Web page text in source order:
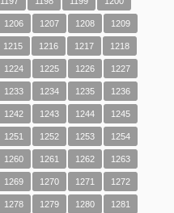
1206 1207 1208 1209
1215 1216 1217 1218
1224 1225 1226 1227
1233 1234 1235 1236
1242 1243 1244 1245
1251 1252 1253 1254
1260 1261 1262 1263
1269 1270 1271 1272
1278 1279 1280 1281